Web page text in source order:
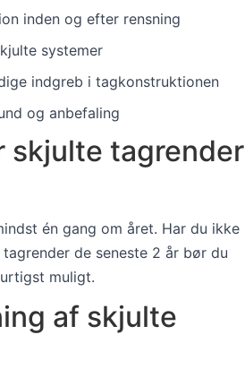
inden og efter rensning
systemer
indgreb i tagkonstruktionen
og anbefaling
skjulte tagrender
én gang om året. Har du ikke
de seneste 2 år bør du
muligt.
af skjulte